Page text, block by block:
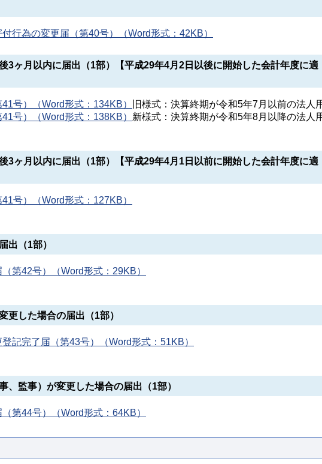
行為の変更届（第40号）（Word形式：42KB）
3ヶ月以内に届出（1部）【平成29年4月2日以後に開始した会計年度に適
号）（Word形式：134KB）
旧様式：決算終期が令和5年7月以前の法人
号）（Word形式：138KB） 新様式：決算終期が令和5年8月以降の法人
3ヶ月以内に届出（1部）【平成29年4月1日以前に開始した会計年度に適
号）（Word形式：127KB）
出（1部）
第42号）（Word形式：29KB）
更した場合の届出（1部）
記完了届（第43号）（Word形式：51KB）
、監事）が変更した場合の届出（1部）
第44号）（Word形式：64KB）